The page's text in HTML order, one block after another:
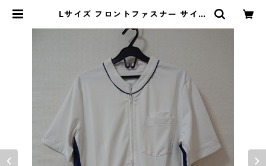
Lサイズ フロントファスナー サイド
IY-1119◆ | DOLUCK PRODUCE